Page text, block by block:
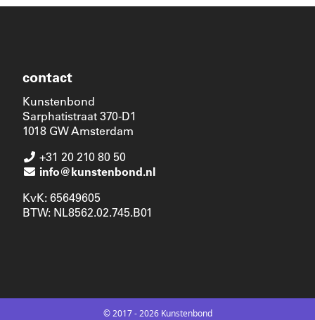
contact
Kunstenbond
Sarphatistraat 370-D1
1018 GW Amsterdam
+31 20 210 80 50
info@kunstenbond.nl
KvK: 65649605
BTW: NL8562.02.745.B01
© 2017 - 2026 Kunstenbond